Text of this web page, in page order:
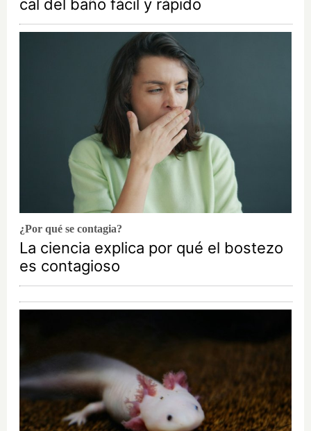
cal del baño fácil y rápido
¿Por qué se contagia?
La ciencia explica por qué el bostezo
es contagioso